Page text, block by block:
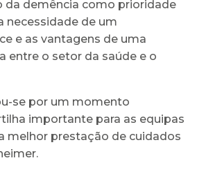
da demência como prioridade
necessidade de um
e as vantagens de uma
entre o setor da saúde e o
se por um momento
importante para as equipas
melhor prestação de cuidados